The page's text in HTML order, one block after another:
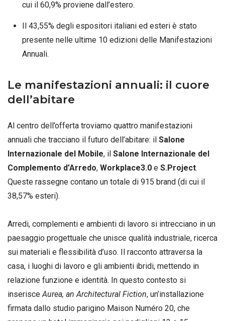
cui il 60,9% proviene dall’estero.
Il 43,55% degli espositori italiani ed esteri è stato
presente nelle ultime 10 edizioni delle Manifestazioni
Annuali.
Le manifestazioni annuali: il cuore
dell’abitare
Al centro dell’offerta troviamo quattro manifestazioni
annuali che tracciano il futuro dell’abitare: il Salone
Internazionale del Mobile, il Salone Internazionale del
Complemento d’Arredo, Workplace3.0 e S.Project.
Queste rassegne contano un totale di 915 brand (di cui il
38,57% esteri).
Arredi, complementi e ambienti di lavoro si intrecciano in un
paesaggio progettuale che unisce qualità industriale, ricerca
sui materiali e flessibilità d’uso. Il racconto attraversa la
casa, i luoghi di lavoro e gli ambienti ibridi, mettendo in
relazione funzione e identità. In questo contesto si
inserisce Aurea, an Architectural Fiction, un’installazione
firmata dallo studio parigino Maison Numéro 20, che